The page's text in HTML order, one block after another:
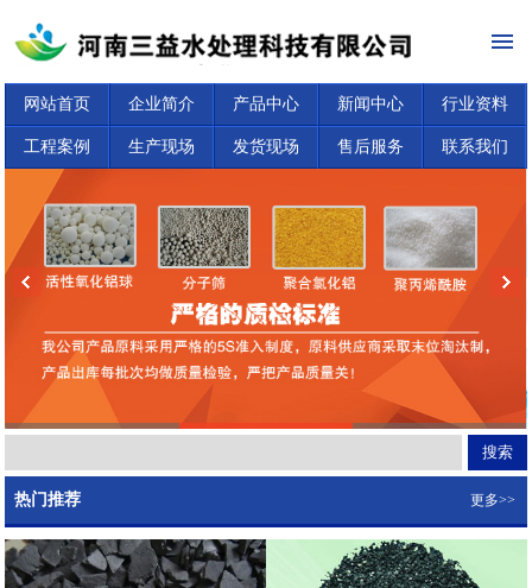
网站首页 企业简介 产品中心 新闻中心 行业资料
工程案例 生产现场 发货现场 售后服务 联系我们
热门推荐 更多>>